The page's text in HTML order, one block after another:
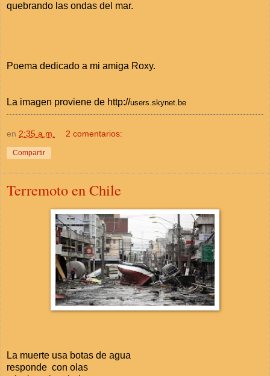
quebrando las ondas del mar.
Poema dedicado a mi amiga Roxy.
La imagen proviene de http://users.skynet.be
en 2:35 a.m. 2 comentarios:
Compartir
Terremoto en Chile
La muerte usa botas de agua
responde con olas